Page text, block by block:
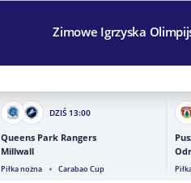
Zimowe Igrzyska
DZIŚ 13:00
Queens Park Rangers
Millwall
Piłka nożna Carabao Cup